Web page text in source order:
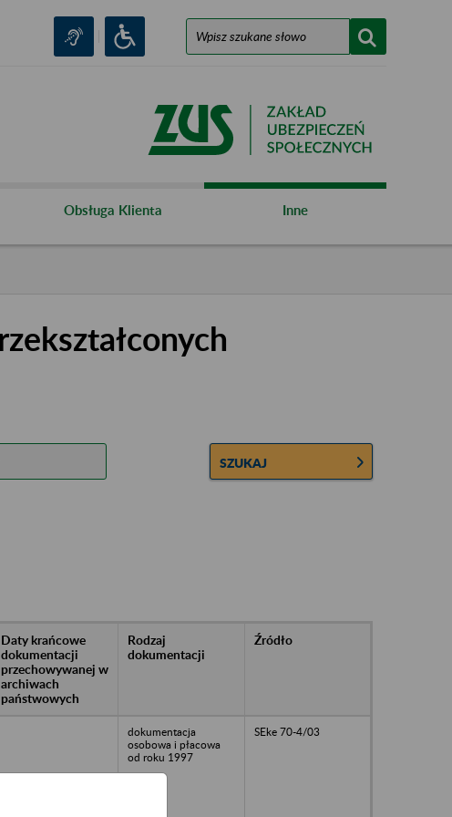
Obsługa Klienta Inne
SZUKAJ
Daty krańcowe
dokumentacji
przechowywanej w
archiwach
państwowych
Rodzaj
dokumentacji
Źródło
dokumentacja
osobowa i płacowa
od roku 1997
SEke 70-4/03